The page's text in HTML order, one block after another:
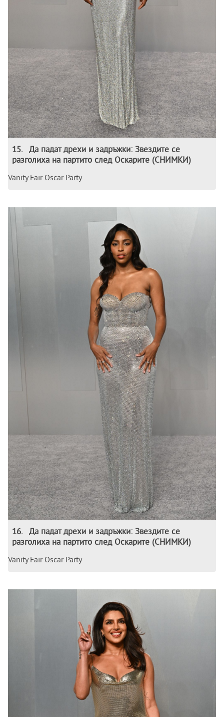
15.
Да падат дрехи и задръжки: Звездите се
разголиха на партито след Оскарите (СНИМКИ)
Vanity Fair Oscar Party
16.
Да падат дрехи и задръжки: Звездите се
разголиха на партито след Оскарите (СНИМКИ)
Vanity Fair Oscar Party